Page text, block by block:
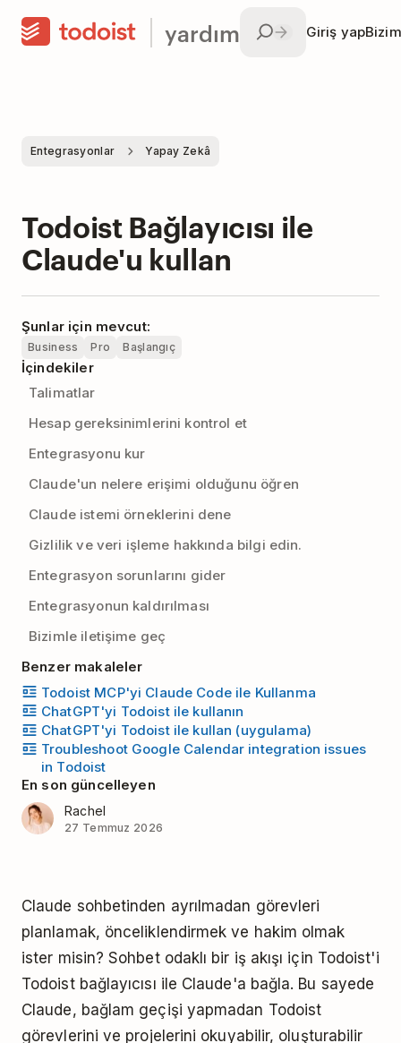
yardım Giriş yap
Entegrasyonlar Yapay Zekâ
Todoist Bağlayıcısı ile
Claude'u kullan
Şunlar için mevcut:
Business Pro Başlangıç
İçindekiler
Talimatlar
Hesap gereksinimlerini kontrol et
Entegrasyonu kur
Claude'un nelere erişimi olduğunu öğren
Claude istemi örneklerini dene
Gizlilik ve veri işleme hakkında bilgi edin.
Entegrasyon sorunlarını gider
Entegrasyonun kaldırılması
Bizimle iletişime geç
Benzer makaleler
Todoist MCP'yi Claude Code ile Kullanma
ChatGPT'yi Todoist ile kullanın
ChatGPT'yi Todoist ile kullan (uygulama)
Troubleshoot Google Calendar integration issues
in Todoist
En son güncelleyen
Rachel
27 Temmuz 2026
Claude sohbetinden ayrılmadan görevleri
planlamak, önceliklendirmek ve hakim olmak
ister misin? Sohbet odaklı bir iş akışı için Todoist'i
Todoist bağlayıcısı ile Claude'a bağla. Bu sayede
Claude, bağlam geçişi yapmadan Todoist
görevlerini ve projelerini okuyabilir, oluşturabilir